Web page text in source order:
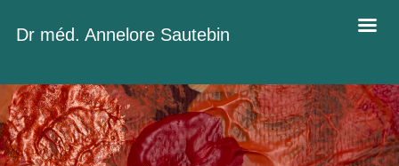
Dr méd. Annelore Sautebin